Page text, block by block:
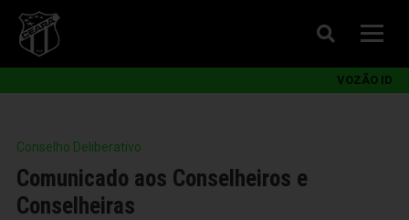
VOZÃO ID
Conselho Deliberativo
Comunicado aos Conselheiros e
Conselheiras